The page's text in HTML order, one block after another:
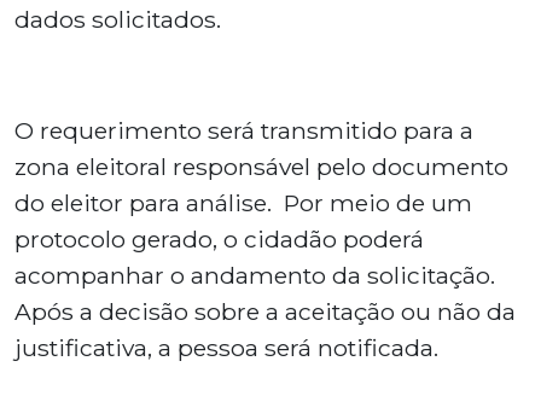
dados solicitados.
O requerimento será transmitido para a
zona eleitoral responsável pelo documento
do eleitor para análise. Por meio de um
protocolo gerado, o cidadão poderá
acompanhar o andamento da solicitação.
Após a decisão sobre a aceitação ou não da
justificativa, a pessoa será notificada.